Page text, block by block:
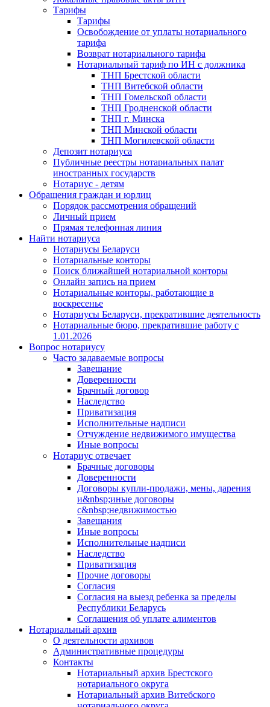
Тарифы
Тарифы
Освобождение от уплаты нотариального
тарифа
Возврат нотариального тарифа
Нотариальный тариф по ИН с должника
ТНП Брестской области
ТНП Витебской области
ТНП Гомельской области
ТНП Гродненской области
ТНП г. Минска
ТНП Минской области
ТНП Могилевской области
Депозит нотариуса
Публичные реестры нотариальных палат
иностранных государств
Нотариус - детям
Обращения граждан и юрлиц
Порядок рассмотрения обращений
Личный прием
Прямая телефонная линия
Найти нотариуса
Нотариусы Беларуси
Нотариальные конторы
Поиск ближайшей нотариальной конторы
Онлайн запись на прием
Нотариальные конторы, работающие в
воскресенье
Нотариусы Беларуси, прекратившие деятельность
Нотариальные бюро, прекратившие работу с
1.01.2026
Вопрос нотариусу
Часто задаваемые вопросы
Завещание
Доверенности
Брачный договор
Наследство
Приватизация
Исполнительные надписи
Отчуждение недвижимого имущества
Иные вопросы
Нотариус отвечает
Брачные договоры
Доверенности
Договоры купли-продажи, мены, дарения
и&nbsp;иные договоры
с&nbsp;недвижимостью
Завещания
Иные вопросы
Исполнительные надписи
Наследство
Приватизация
Прочие договоры
Согласия
Согласия на выезд ребенка за пределы
Республики Беларусь
Соглашения об уплате алиментов
Нотариальный архив
О деятельности архивов
Административные процедуры
Контакты
Нотариальный архив Брестского
нотариального округа
Нотариальный архив Витебского